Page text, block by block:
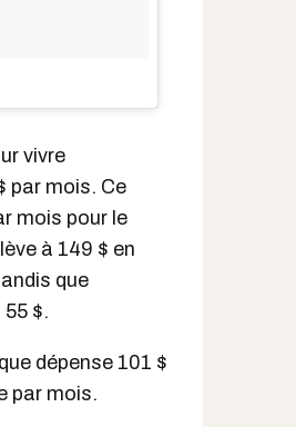
vivre
par mois. Ce
mois pour le
à 149 $ en
que
$.
dépense 101 $
par mois.